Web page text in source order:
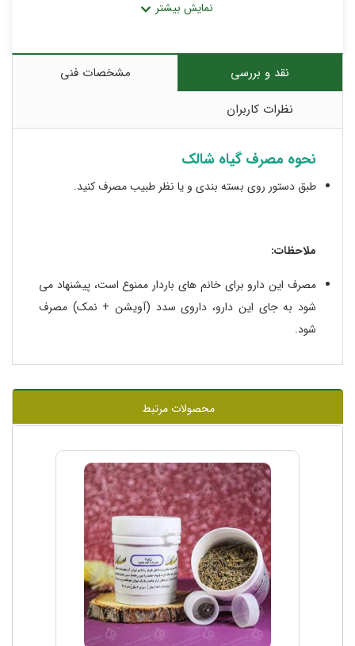
عامل پیشگیری از لقوه (انحراف صورت،دهان ، چشم و…)
افزایش اشتها
درمان بیماری سلیاک
درمان نفخ
نقد و بررسی
مشخصات فنی
نظرات کاربران
نحوه مصرف گیاه شالک
طبق دستور روی بسته بندی و یا نظر طبیب مصرف کنید.
ملاحظات:
مصرف این دارو برای خانم های باردار ممنوع است، پیشنهاد می
شود به جای این دارو، داروی سدد (آویشن + نمک) مصرف
شود.
محصولات مرتبط